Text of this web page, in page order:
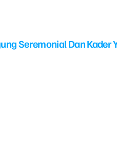
Seremonial Dan Kader